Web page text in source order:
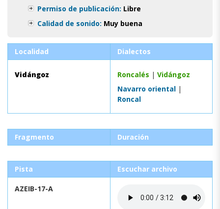
Permiso de publicación: Libre
Calidad de sonido: Muy buena
Localidad Dialectos
Vidángoz Roncalés | Vidángoz
Navarro oriental |
Roncal
Fragmento Duración
Pista Escuchar archivo
AZEIB-17-A